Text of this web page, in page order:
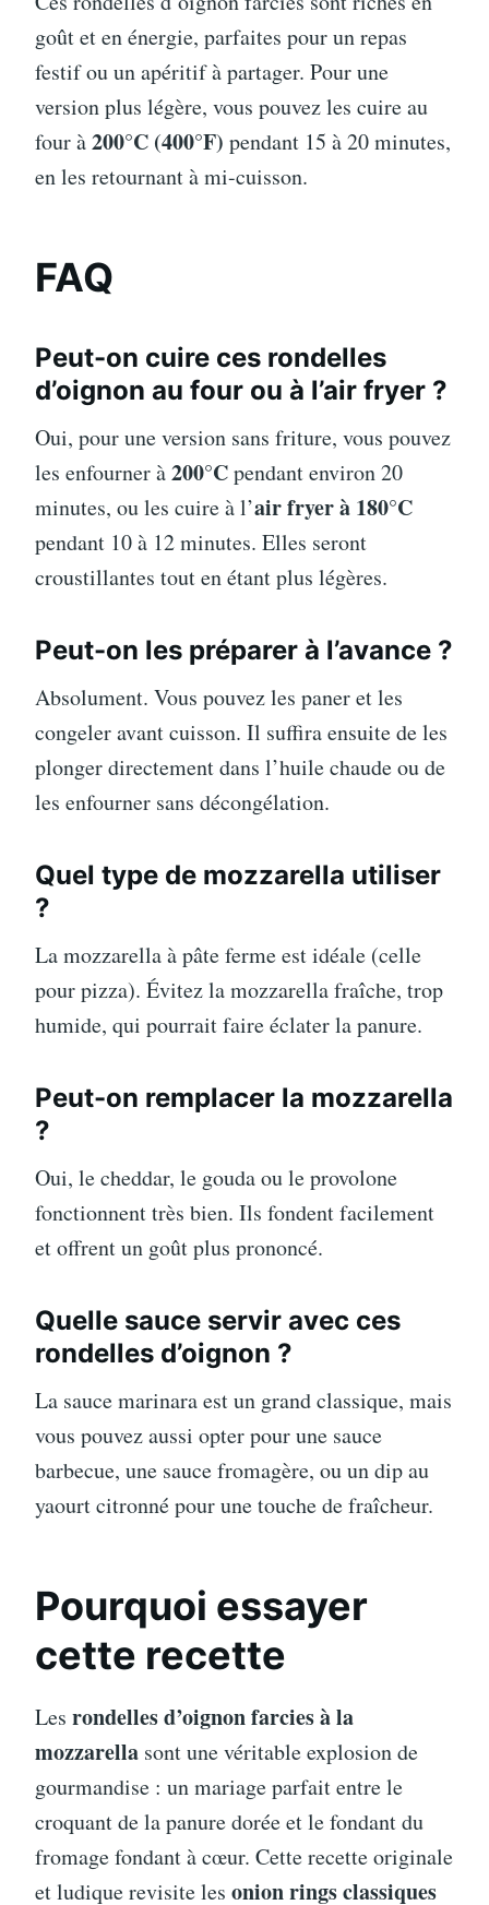
goût et en énergie, parfaites pour un repas
festif ou un apéritif à partager. Pour une
version plus légère, vous pouvez les cuire au
four à200°C (400°F) pendant 15 à 20 minutes,
en les retournant à mi-cuisson.
FAQ
Peut-on cuire ces rondelles
d’oignon au four ou à l’air fryer ?
Oui, pour une version sans friture, vous pouvez
les enfourner à200°Cpendant environ 20
minutes, ou les cuire à l’air fryer à 180°C
pendant 10 à 12 minutes. Elles seront
croustillantes tout en étant plus légères.
Peut-on les préparer à l’avance ?
Absolument. Vous pouvez les paner et les
congeler avant cuisson. Il suffira ensuite de les
plonger directement dans l’huile chaude ou de
les enfourner sans décongélation.
Quel type de mozzarella utiliser
?
La mozzarella à pâte ferme est idéale (celle
pour pizza). Évitez la mozzarella fraîche, trop
humide, qui pourrait faire éclater la panure.
Peut-on remplacer la mozzarella
?
Oui, le cheddar, le gouda ou le provolone
fonctionnent très bien. Ils fondent facilement
et offrent un goût plus prononcé.
Quelle sauce servir avec ces
rondelles d’oignon ?
La sauce marinara est un grand classique, mais
vous pouvez aussi opter pour une sauce
barbecue, une sauce fromagère, ou un dip au
yaourt citronné pour une touche de fraîcheur.
Pourquoi essayer
cette recette
Les rondelles d’oignon farcies à la
mozzarella sont une véritable explosion de
gourmandise : un mariage parfait entre le
croquant de la panure dorée et le fondant du
fromage fondant à cœur. Cette recette originale
et ludique revisite les onion rings classiques